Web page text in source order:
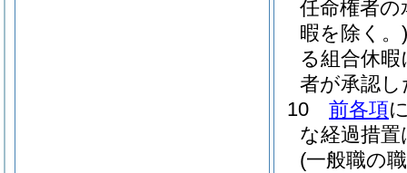
任命権者
暇を除く。)
る組合休
者が承認
10
前各項
な経過措
(一般職の